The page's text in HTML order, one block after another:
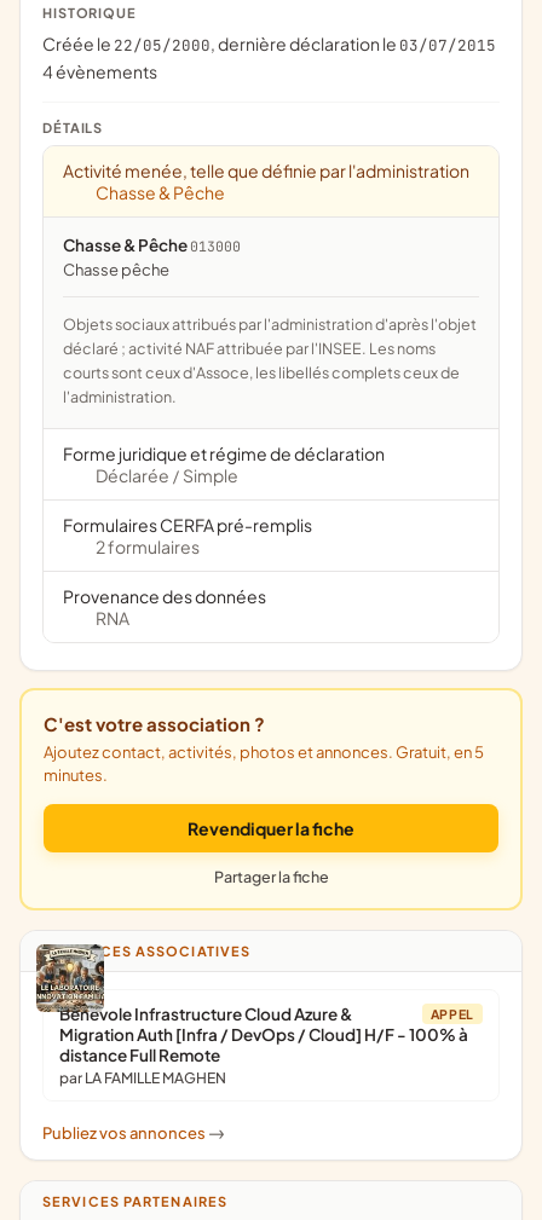
HISTORIQUE
Créée le 22/05/2000, dernière déclaration le 03/07/2015
4 évènements
DÉTAILS
Activité menée, telle que définie par l'administration
Chasse & Pêche
Chasse & Pêche 013000
chasse pêche
Objets sociaux attribués par l'administration d'après l'objet
déclaré ; activité NAF attribuée par l'INSEE. Les noms
courts sont ceux d'Assoce, les libellés complets ceux de
l'administration.
Forme juridique et régime de déclaration
Déclarée / Simple
Formulaires CERFA pré-remplis
2 formulaires
Provenance des données
RNA
C'est votre association ?
Ajoutez contact, activités, photos et annonces. Gratuit, en 5
minutes.
Revendiquer la fiche
Partager la fiche
ANNONCES ASSOCIATIVES
APPEL
Bénévole Infrastructure Cloud Azure &
Migration Auth [Infra / DevOps / Cloud] H/F - 100% à
distance Full Remote
par LA FAMILLE MAGHEN
Publiez vos annonces ->
SERVICES PARTENAIRES